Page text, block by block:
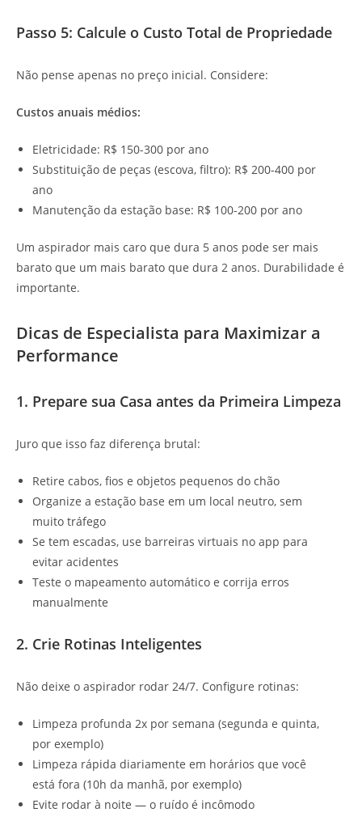
Passo 5: Calcule o Custo Total de Propriedade
Não pense apenas no preço inicial. Considere:
Custos anuais médios:
Eletricidade: R$ 150-300 por ano
Substituição de peças (escova, filtro): R$ 200-400 por
ano
Manutenção da estação base: R$ 100-200 por ano
Um aspirador mais caro que dura 5 anos pode ser mais
barato que um mais barato que dura 2 anos. Durabilidade é
importante.
Dicas de Especialista para Maximizar a
Performance
1. Prepare sua Casa antes da Primeira Limpeza
Juro que isso faz diferença brutal:
Retire cabos, fios e objetos pequenos do chão
Organize a estação base em um local neutro, sem
muito tráfego
Se tem escadas, use barreiras virtuais no app para
evitar acidentes
Teste o mapeamento automático e corrija erros
manualmente
2. Crie Rotinas Inteligentes
Não deixe o aspirador rodar 24/7. Configure rotinas:
Limpeza profunda 2x por semana (segunda e quinta,
por exemplo)
Limpeza rápida diariamente em horários que você
está fora (10h da manhã, por exemplo)
Evite rodar à noite — o ruído é incômodo